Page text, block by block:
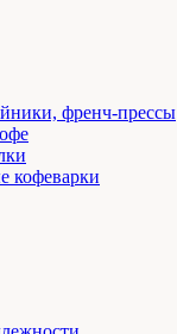
френч-прессы
кофеварки